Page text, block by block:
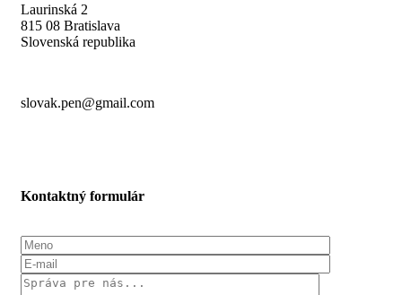
Laurinská 2
815 08 Bratislava
Slovenská republika
slovak.pen@gmail.com
Kontaktný formulár